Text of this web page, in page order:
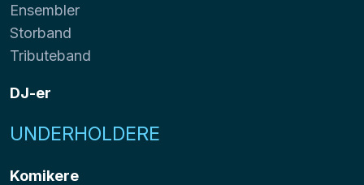
Ensembler
Storband
Tributeband
DJ-er
UNDERHOLDERE
Komikere